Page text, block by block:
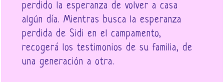
perdido la esperanza de volver a casa
algún día. Mientras busca la esperanza
perdida de Sidi en el campamento,
recogerá los testimonios de su familia, de
una generación a otra.